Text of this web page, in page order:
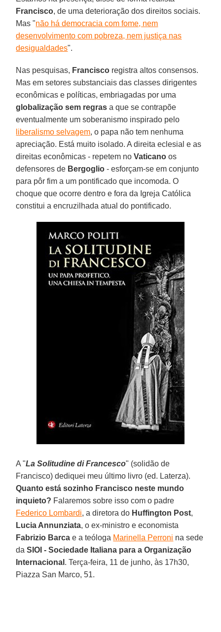
Francisco, de uma deterioração dos direitos sociais.
Mas "não há democracia com fome, nem
desenvolvimento com pobreza, nem justiça nas
desigualdades".
Nas pesquisas, Francisco registra altos consensos.
Mas em setores substanciais das classes dirigentes
econômicas e políticas, embriagadas por uma
globalização sem regras a que se contrapõe
eventualmente um soberanismo inspirado pelo
liberalismo selvagem, o papa não tem nenhuma
apreciação. Está muito isolado. A direita eclesial e as
direitas econômicas - repetem noVaticano os
defensores de Bergoglio - esforçam-se em conjunto
para pôr fim a um pontificado que incomoda. O
choque que ocorre dentro e fora da Igreja Católica
constitui a encruzilhada atual do pontificado.
A "La Solitudine di Francesco" (solidão de
Francisco) dediquei meu último livro (ed. Laterza).
Quanto está sozinho Francisco neste mundo
inquieto? Falaremos sobre isso com o padre
Federico Lombardi, a diretora do Huffington Post,
Lucia Annunziata, o ex-ministro e economista
Fabrizio Barca e a teóloga Marinella Perroni na sede
daSIOI - Sociedade Italiana para a Organização
Internacional . Terça-feira, 11 de junho, às 17h30,
Piazza San Marco, 51.